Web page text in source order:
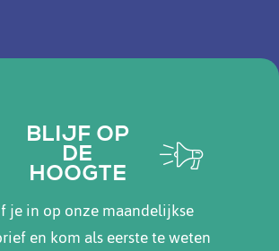
BLIJF OP
DE
HOOGTE
je in op onze maandelijkse
en kom als eerste te weten